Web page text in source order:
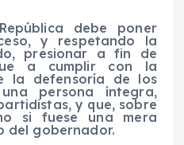
debe poner
y respetando la
presionar a fin de
a cumplir con la
la defensoría de los
persona íntegra,
y que, sobre
si fuese una mera
del gobernador.